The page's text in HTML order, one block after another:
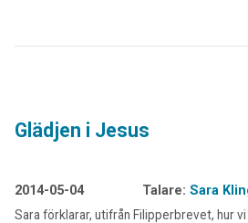
Glädjen i Jesus
2014-05-04 Talare: Sara
Sara förklarar, utifrån Filipperbrevet, hur vi